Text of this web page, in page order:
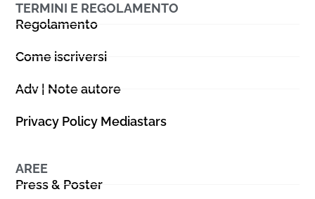
TERMINI E REGOLAMENTO
Regolamento
Come iscriversi
Adv | Note autore
Privacy Policy Mediastars
AREE
Press & Poster